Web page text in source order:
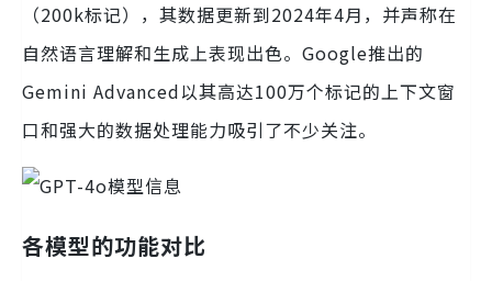
（200k标记），其数据更新到2024年4月，并声称在
自然语言理解和生成上表现出色。Google推出的
Gemini Advanced以其高达100万个标记的上下文窗
口和强大的数据处理能力吸引了不少关注。
各模型的功能对比